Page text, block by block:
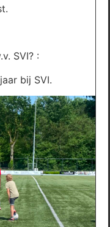
SVI? :
bij SVI.